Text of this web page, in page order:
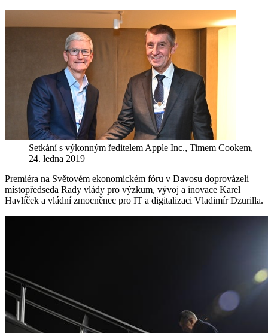
Setkání s výkonným ředitelem Apple Inc., Timem Cookem,
24. ledna 2019
Premiéra na Světovém ekonomickém fóru v Davosu doprovázeli
místopředseda Rady vlády pro výzkum, vývoj a inovace Karel
Havlíček a vládní zmocněnec pro IT a digitalizaci Vladimír Dzurilla.